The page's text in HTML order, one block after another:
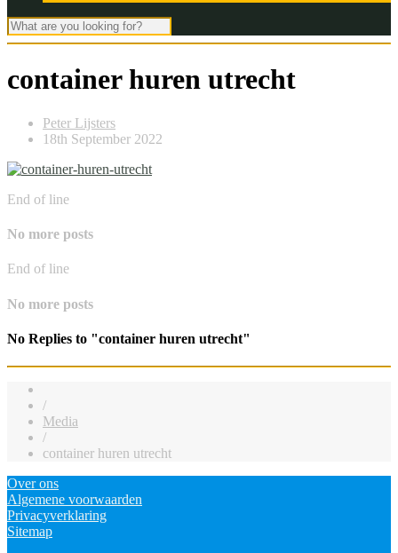
container huren utrecht
Peter Lijsters
18th September 2022
End of line
No more posts
End of line
No more posts
No Replies to "container huren utrecht"
/
Media
/
container huren utrecht
Over ons
Algemene voorwaarden
Privacyverklaring
Sitemap